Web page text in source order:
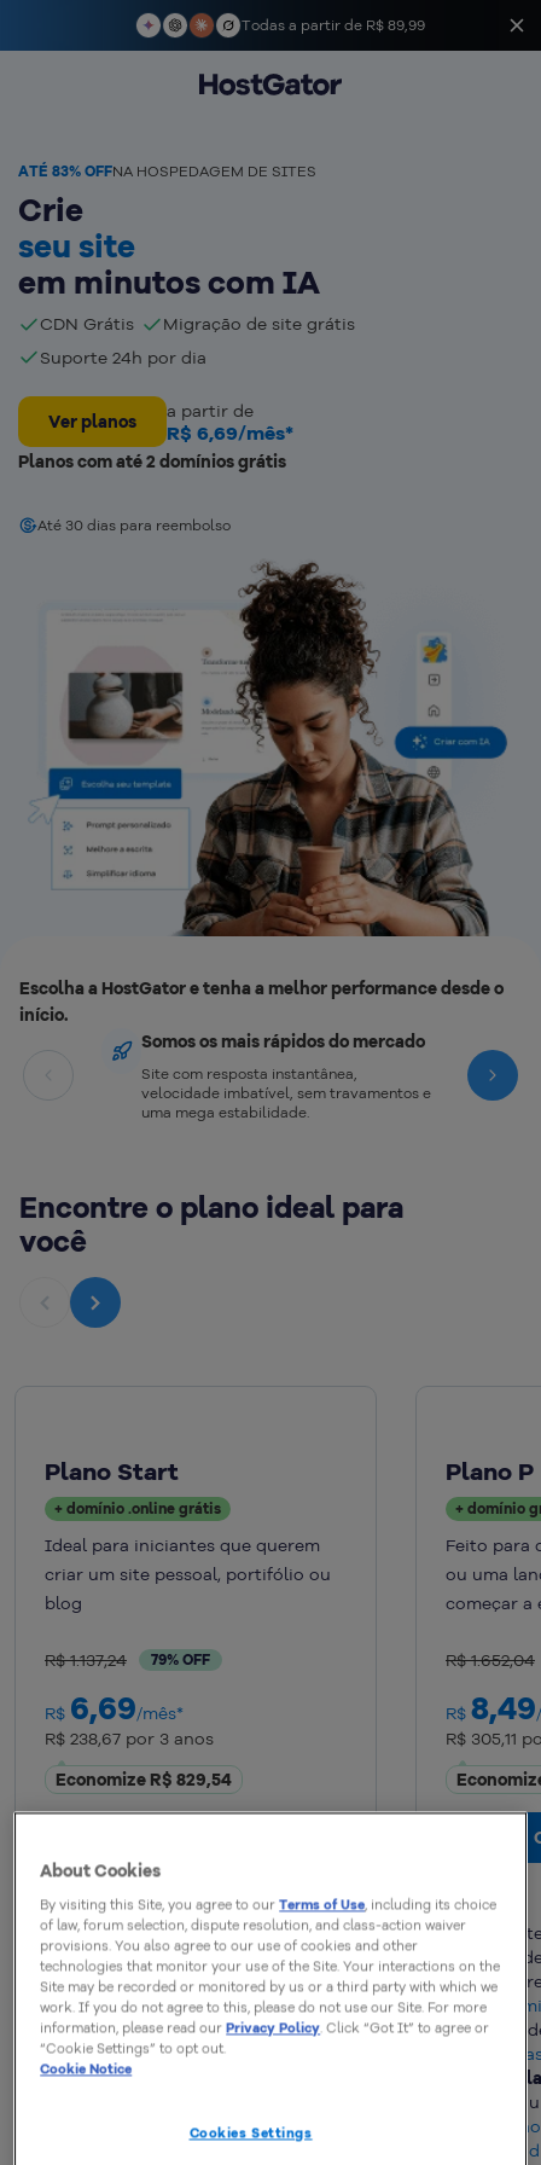
Todas a partir de R$ 89,99
ATÉ 83% OFFNA HOSPEDAGEM DE SITES
Crie
seu site
em minutos com IA
CDN Grátis
Migração de site grátis
Suporte 24h por dia
Ver planos a partir de
R$ 6,69/mês*
Planos com até 2 domínios grátis
Até 30 dias para reembolso
Escolha a HostGator e tenha a melhor performance desde o
início.
Somos os mais rápidos do mercado
Site com resposta instantânea,
velocidade imbatível, sem travamentos e
uma mega estabilidade.
Next
Encontre o plano ideal para
você
Plano Start
+ domínio .online grátis
Ideal para iniciantes que querem
criar um site pessoal, portifólio ou
blog
R$ 1.137,24 79% OFF
R$ 6,69/mês*
R$ 238,67 por 3 anos
Economize R$ 829,54
Crie 1 site
50 GBde armazenamento NVMe
Servidores no Brasil
Até40 mil visitas/mês
3 contas de e-mail
O plano também inclui:
Gator Protect Lite
contínuo do seu site
Plano P
+ domínio
Feito para
ou uma
começar a
R$ 1.652,04
R$ 8,49
R$ 305,11
Crie 1
100 GB
Até
80
Contas
Tudo do
Site
About Cookies
By visiting this Site, you agree to ourTerms of Use, including its choice
of law, forum selection, dispute resolution, and class-action waiver
provisions. You also agree to our use of cookies and other
technologies that monitor your use of the Site. Your interactions on the
Site may be recorded or monitored by us or a third party with which we
work. If you do not agree to this, please do not use our Site. For more
information, please read ourPrivacy Policy. Click “Got It” to agree or
“Cookie Settings” to opt out.
Cookie Notice
Cookies Settings